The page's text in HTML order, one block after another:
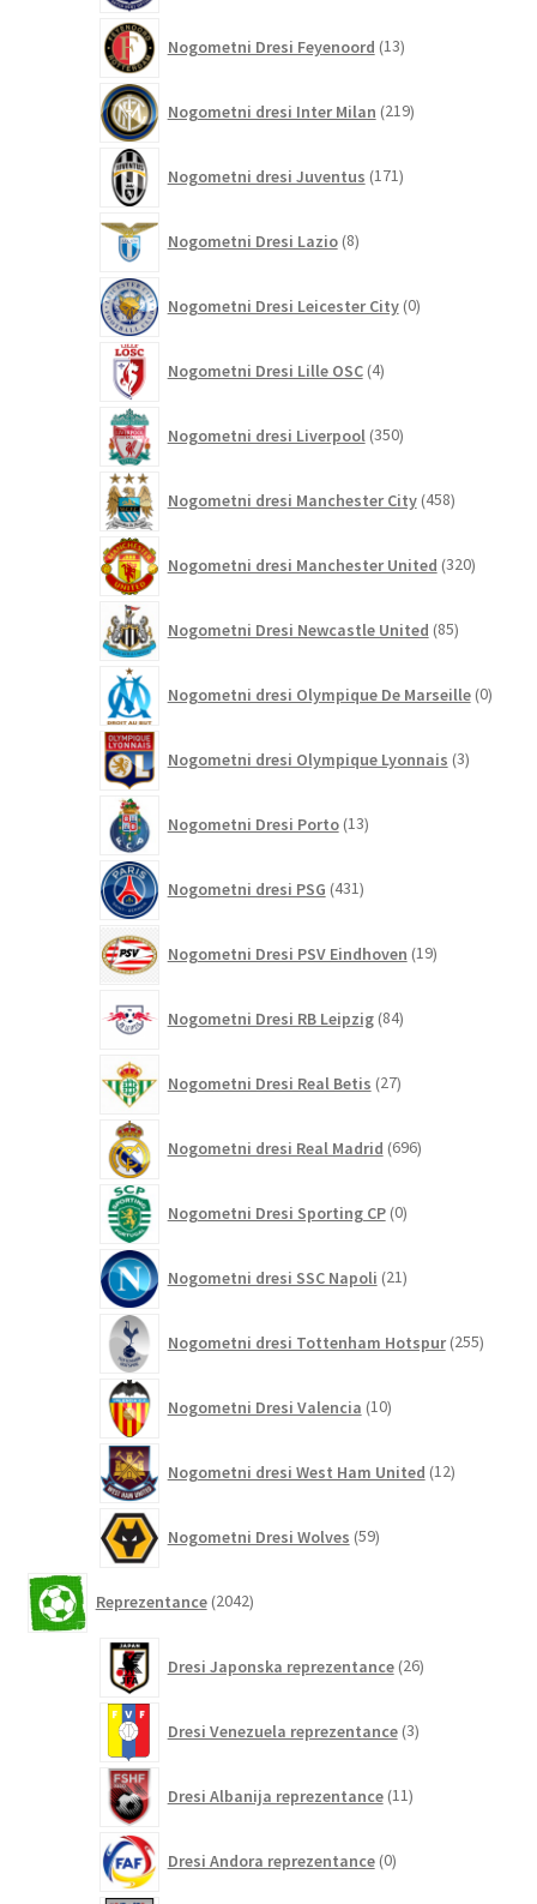
Nogometni Dresi Feyenoord 13izdelkov
Nogometni dresi Inter Milan 219izdelkov
Nogometni dresi Juventus 171izdelkov
Nogometni Dresi Lazio 8izdelkov
Nogometni Dresi Leicester City 0izdelkov
Nogometni Dresi Lille OSC 4izdelki
Nogometni dresi Liverpool 350izdelkov
Nogometni dresi Manchester City 458izdelkov
Nogometni dresi Manchester United 320izdelkov
Nogometni Dresi Newcastle United 85izdelkov
Nogometni dresi Olympique De Marseille 0
Nogometni dresi Olympique Lyonnais 3izdelki
Nogometni Dresi Porto 13izdelkov
Nogometni dresi PSG 431izdelkov
Nogometni Dresi PSV Eindhoven 19izdelkov
Nogometni Dresi RB Leipzig 84izdelkov
Nogometni Dresi Real Betis 27izdelkov
Nogometni dresi Real Madrid 696izdelkov
Nogometni Dresi Sporting CP 0izdelkov
Nogometni dresi SSC Napoli 21izdelkov
Nogometni dresi Tottenham Hotspur 255
Nogometni Dresi Valencia 10izdelkov
Nogometni dresi West Ham United 12izdelkov
Nogometni Dresi Wolves 59izdelkov
Reprezentance 2042izdelkov
Dresi Japonska reprezentance 26izdelkov
Dresi Venezuela reprezentance 3izdelki
Dresi Albanija reprezentance 11izdelkov
Dresi Andora reprezentance 0izdelkov